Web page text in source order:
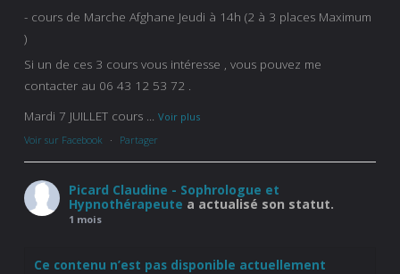
- cours de Marche Afghane Jeudi à 14h (2 à 3 places Maximum
)
Si un de ces 3 cours vous intéresse , vous pouvez me
contacter au 06 43 12 53 72 .
Mardi 7 JUILLET cours
Voir plus
Voir sur Facebook
· Partager
Picard Claudine - Sophrologue et
Hypnothérapeute a actualisé son statut.
1 mois
Ce contenu n’est pas disponible actuellement